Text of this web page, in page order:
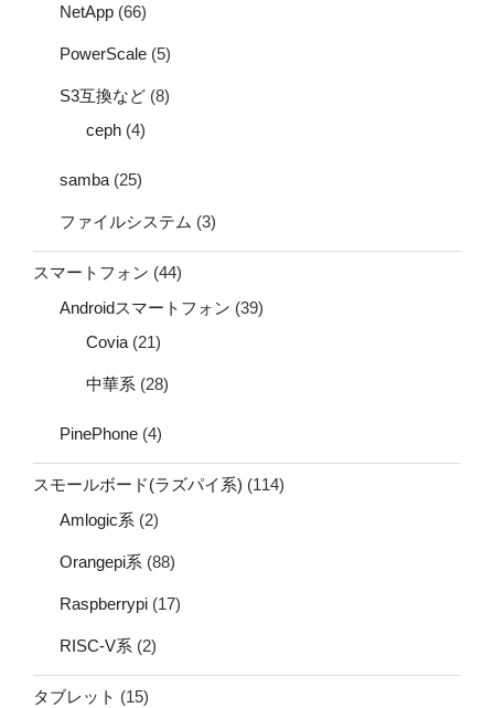
NetApp (66)
PowerScale (5)
S3互換など (8)
ceph (4)
samba (25)
ファイルシステム (3)
スマートフォン (44)
Androidスマートフォン (39)
Covia (21)
中華系 (28)
PinePhone (4)
スモールボード(ラズパイ系) (114)
Amlogic系 (2)
Orangepi系 (88)
Raspberrypi (17)
RISC-V系 (2)
タブレット (15)